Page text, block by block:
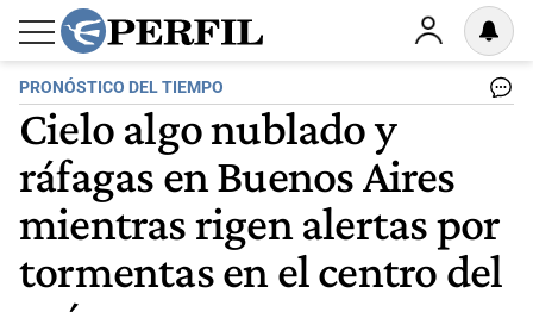
PRONÓSTICO DEL TIEMPO
Cielo algo nublado y
ráfagas en Buenos Aires
mientras rigen alertas por
tormentas en el centro del